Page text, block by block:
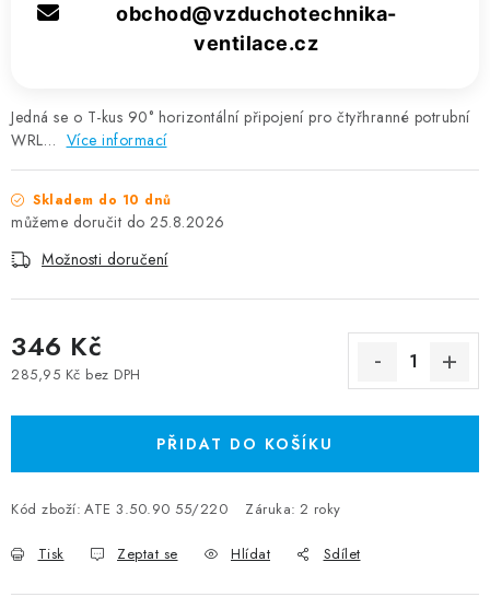
Jedná se o T-kus 90° horizontální připojení pro čtyřhranné potrubní
WRL… Více informací
Skladem do 10 dnů
25.8.2026
Možnosti doručení
346 Kč
285,95 Kč bez DPH
PŘIDAT DO KOŠÍKU
Kód zboží: ATE 3.50.90 55/220 Záruka: 2 roky
Tisk Zeptat se Hlídat Sdílet
obchod@vzduchotechnika-
ventilace.cz